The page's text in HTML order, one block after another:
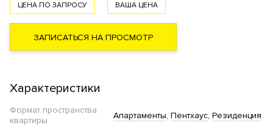
ЦЕНА ПО ЗАПРОСУ ВАША ЦЕНА
ЗАПИСАТЬСЯ НА ПРОСМОТР
Характеристики
Формат пространства
квартиры
Апартаменты Пентхаус Резиденция